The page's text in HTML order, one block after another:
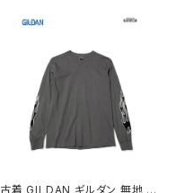
古着 GILDAN ギルダン 無地 袖